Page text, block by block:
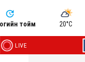
тойм 20°C
LIVE